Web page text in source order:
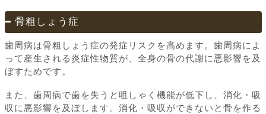
骨粗しょう症
歯周病は骨粗しょう症の発症リスクを高めます。歯周病によ
って産生される炎症性物質が、全身の骨の代謝に悪影響を及
ぼすためです。
また、歯周病で歯を失うと咀しゃく機能が低下し、消化・吸
収に悪影響を及ぼします。消化・吸収ができないと骨を作る